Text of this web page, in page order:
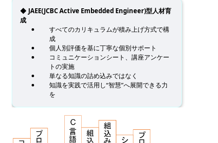
◆ JAEE(JCBC Active Embedded Engineer)型人材育
成
すべてのカリキュラムが積み上げ方式で構
成
個人別評価を基に丁寧な個別サポート
コミュニケーションシート、講座アンケー
トの実施
単なる知識の詰め込みではなく
知識を実践で活用し“智慧”へ展開できる力
を